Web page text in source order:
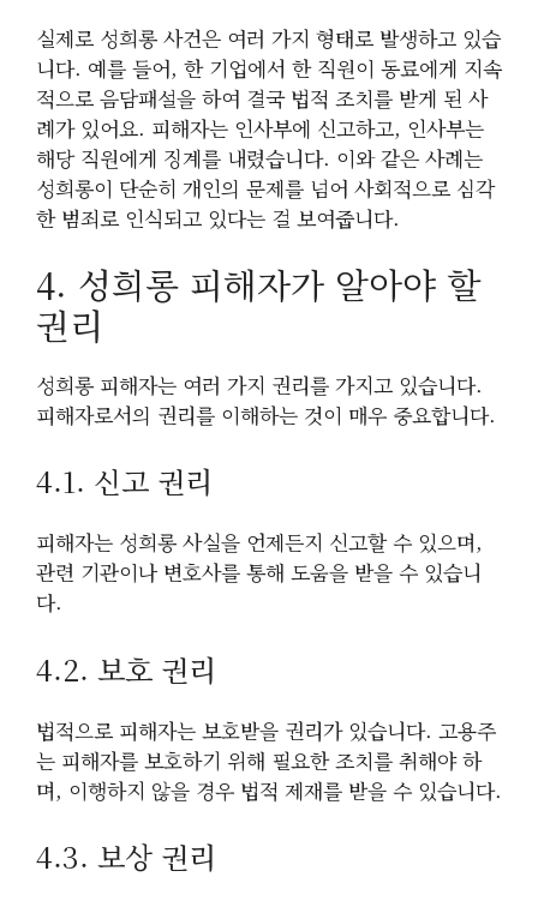
실제로 성희롱 사건은 여러 가지 형태로 발생하고 있습
니다. 예를 들어, 한 기업에서 한 직원이 동료에게 지속
적으로 음담패설을 하여 결국 법적 조치를 받게 된 사
례가 있어요. 피해자는 인사부에 신고하고, 인사부는
해당 직원에게 징계를 내렸습니다. 이와 같은 사례는
성희롱이 단순히 개인의 문제를 넘어 사회적으로 심각
한 범죄로 인식되고 있다는 걸 보여줍니다.
4. 성희롱 피해자가 알아야 할
권리
성희롱 피해자는 여러 가지 권리를 가지고 있습니다.
피해자로서의 권리를 이해하는 것이 매우 중요합니다.
4.1. 신고 권리
피해자는 성희롱 사실을 언제든지 신고할 수 있으며,
관련 기관이나 변호사를 통해 도움을 받을 수 있습니
다.
4.2. 보호 권리
법적으로 피해자는 보호받을 권리가 있습니다. 고용주
는 피해자를 보호하기 위해 필요한 조치를 취해야 하
며, 이행하지 않을 경우 법적 제재를 받을 수 있습니다.
4.3. 보상 권리